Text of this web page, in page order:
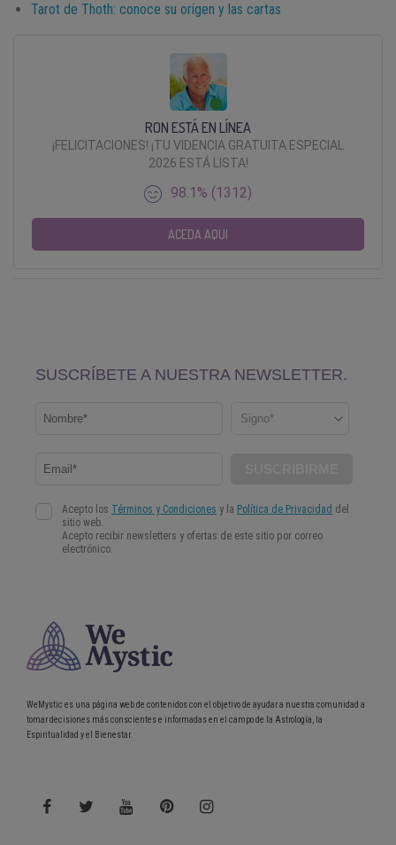
Tarot de Thoth: conoce su origen y las cartas
RON ESTÁ EN LÍNEA
¡FELICITACIONES! ¡TU VIDENCIA GRATUITA ESPECIAL
2026 ESTÁ LISTA!
98.1% (1312)
ACEDA AQUI
WeMystic es una página web de contenidos con el objetivo de ayudar a nuestra comunidad a
tomar decisiones más conscientes e informadas en el campo de la Astrología, la
Espiritualidad y el Bienestar.